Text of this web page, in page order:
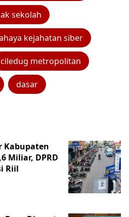
sekolah
kejahatan siber
ciledug metropolitan
dasar
Kabupaten
Miliar, DPRD
Riil